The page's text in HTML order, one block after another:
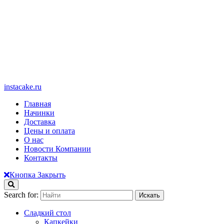
instacake.ru
Главная
Начинки
Доставка
Цены и оплата
О нас
Новости Компании
Контакты
Кнопка Закрыть
Search for:
Сладкий стол
Капкейки